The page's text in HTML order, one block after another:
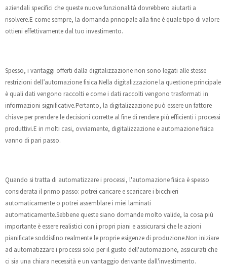
aziendali specifici che queste nuove funzionalità dovrebbero aiutarti a
risolvere.E come sempre, la domanda principale alla fine è quale tipo di valore
ottieni effettivamente dal tuo investimento.
Spesso, i vantaggi offerti dalla digitalizzazione non sono legati alle stesse
restrizioni dell’automazione fisica.Nella digitalizzazione la questione principale
è quali dati vengono raccolti e come i dati raccolti vengono trasformati in
informazioni significative.Pertanto, la digitalizzazione può essere un fattore
chiave per prendere le decisioni corrette al fine di rendere più efficienti i processi
produttivi.E in molti casi, ovviamente, digitalizzazione e automazione fisica
vanno di pari passo.
Quando si tratta di automatizzare i processi, l'automazione fisica è spesso
considerata il primo passo: potrei caricare e scaricare i bicchieri
automaticamente o potrei assemblare i miei laminati
automaticamente.Sebbene queste siano domande molto valide, la cosa più
importante è essere realistici con i propri piani e assicurarsi che le azioni
pianificate soddisfino realmente le proprie esigenze di produzione.Non iniziare
ad automatizzare i processi solo per il gusto dell'automazione, assicurati che
ci sia una chiara necessità e un vantaggio derivante dall'investimento.